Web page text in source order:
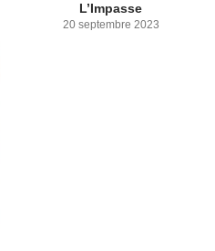
L’Impasse
20 septembre 2023